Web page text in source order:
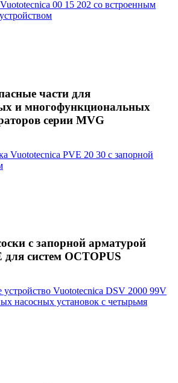
части для
и многофункциональных
серии MVG
с запорной арматурой
для систем OCTOPUS